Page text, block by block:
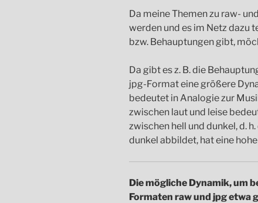
Da meine Themen zu raw-
werden und es im Netz dazu
bzw. Behauptungen gibt,
Da gibt es z. B. die
jpg-Format eine größere
bedeutet in Analogie zur
zwischen laut und leise
zwischen hell und dunkel, d.
dunkel abbildet, hat eine
Die mögliche Dynamik, um
Formaten raw und jpg etwa